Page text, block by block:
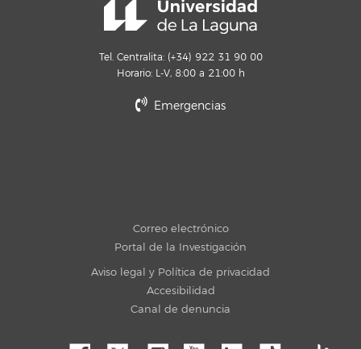
Tel. Centralita: (+34) 922 31 90 00
Horario: L-V, 8:00 a 21:00 h
Emergencias
Correo electrónico
Portal de la Investigación
Aviso legal y Política de privacidad
Accesibilidad
Canal de denuncia